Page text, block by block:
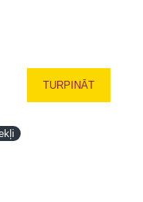
TURPINĀT